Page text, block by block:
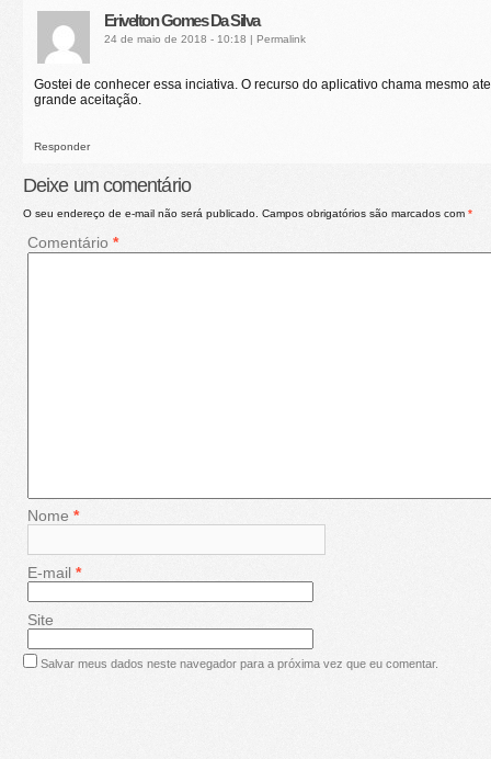
Erivelton Gomes Da Silva
24 de maio de 2018 - 10:18 | Permalink
Gostei de conhecer essa inciativa. O recurso do aplicativo chama mesmo
grande aceitação.
Responder
Deixe um comentário
O seu endereço de e-mail não será publicado. Campos obrigatórios são marcados com *
Comentário *
Nome *
E-mail *
Site
Salvar meus dados neste navegador para a próxima vez que eu comentar.